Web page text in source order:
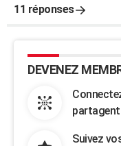
11 réponses
DEVENEZ
Suivez